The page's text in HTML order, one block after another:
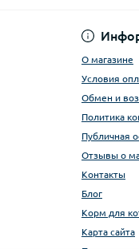
О магазине
Условия
Обмен и
Политика
Публичная
Отзывы о
Контакты
Блог
Корм для
Карта сайта